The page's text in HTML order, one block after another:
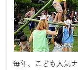
毎年、こども人気ナ